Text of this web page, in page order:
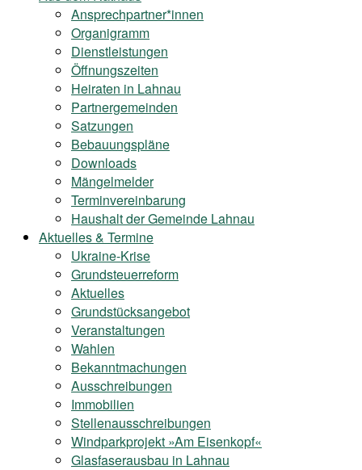
Ansprechpartner*innen
Organigramm
Dienstleistungen
Öffnungszeiten
Heiraten in Lahnau
Partnergemeinden
Satzungen
Bebauungspläne
Downloads
Mängelmelder
Terminvereinbarung
Haushalt der Gemeinde Lahnau
Aktuelles & Termine
Ukraine-Krise
Grundsteuerreform
Aktuelles
Grundstücksangebot
Veranstaltungen
Wahlen
Bekanntmachungen
Ausschreibungen
Immobilien
Stellenausschreibungen
Windparkprojekt »Am Eisenkopf«
Glasfaserausbau in Lahnau